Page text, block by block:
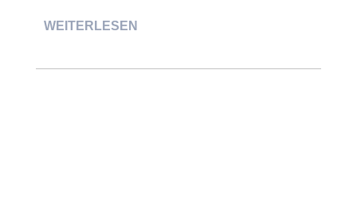
WEITERLESEN